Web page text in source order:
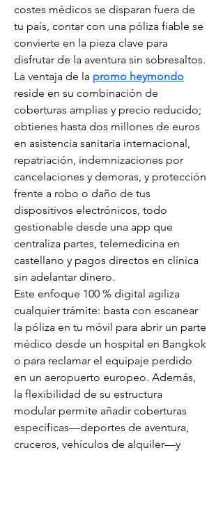
costes médicos se disparan fuera de
tu país, contar con una póliza fiable se
convierte en la pieza clave para
disfrutar de la aventura sin sobresaltos.
La ventaja de la promo heymondo
reside en su combinación de
coberturas amplias y precio reducido;
obtienes hasta dos millones de euros
en asistencia sanitaria internacional,
repatriación, indemnizaciones por
cancelaciones y demoras, y protección
frente a robo o daño de tus
dispositivos electrónicos, todo
gestionable desde una app que
centraliza partes, telemedicina en
castellano y pagos directos en clínica
sin adelantar dinero.
Este enfoque 100 % digital agiliza
cualquier trámite: basta con escanear
la póliza en tu móvil para abrir un parte
médico desde un hospital en Bangkok
o para reclamar el equipaje perdido
en un aeropuerto europeo. Además,
la flexibilidad de su estructura
modular permite añadir coberturas
específicas—deportes de aventura,
cruceros, vehículos de alquiler—y